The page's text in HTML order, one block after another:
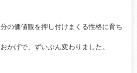
の価値観を押し付けまくる性格に育ち
かげで、ずいぶん変わりました。